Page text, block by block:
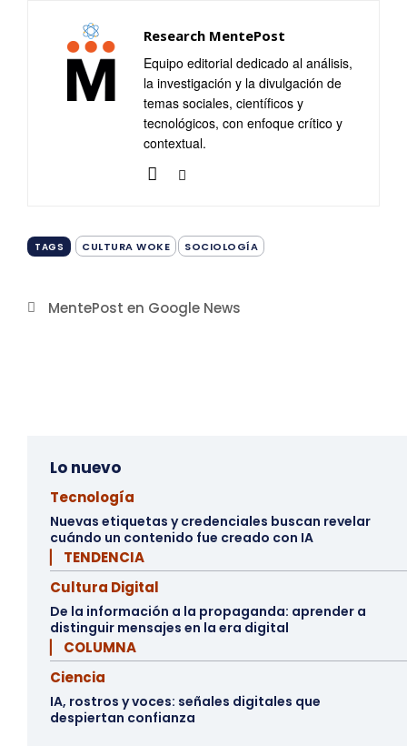
Research MentePost
Equipo editorial dedicado al análisis,
la investigación y la divulgación de
temas sociales, científicos y
tecnológicos, con enfoque crítico y
contextual.
TAGS CULTURA WOKE SOCIOLOGÍA
MentePost en Google News
Lo nuevo
Tecnología
Nuevas etiquetas y credenciales buscan revelar
cuándo un contenido fue creado con IA
▏ TENDENCIA
Cultura Digital
De la información a la propaganda: aprender a
distinguir mensajes en la era digital
▏ COLUMNA
Ciencia
IA, rostros y voces: señales digitales que
despiertan confianza